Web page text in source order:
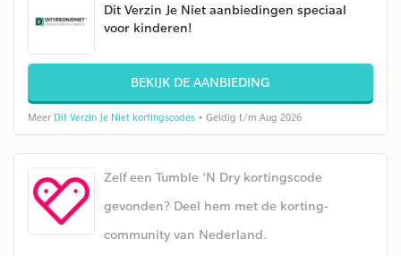
Dit Verzin Je Niet aanbiedingen speciaal
voor kinderen!
BEKIJK DE AANBIEDING
Meer Dit Verzin Je Niet kortingscodes • Geldig t/m Aug 2026
Zelf een Tumble 'N Dry kortingscode
gevonden? Deel hem met de korting-
community van Nederland.